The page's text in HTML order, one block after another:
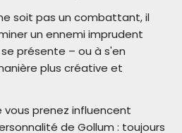
soit pas un combattant, il
un ennemi imprudent
présente – ou à s'en
plus créative et
vous prenez influencent
de Gollum : toujours